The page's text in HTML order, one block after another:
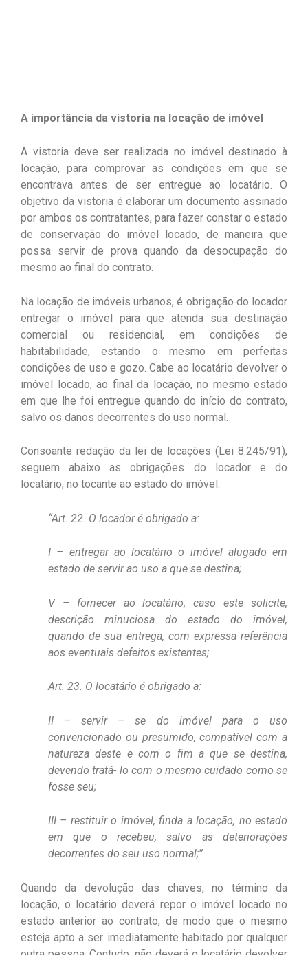
A importância da vistoria na locação de imóvel
A vistoria deve ser realizada no imóvel destinado à
locação, para comprovar as condições em que se
encontrava antes de ser entregue ao locatário. O
objetivo da vistoria é elaborar um documento assinado
por ambos os contratantes, para fazer constar o estado
de conservação do imóvel locado, de maneira que
possa servir de prova quando da desocupação do
mesmo ao final do contrato.
Na locação de imóveis urbanos, é obrigação do locador
entregar o imóvel para que atenda sua destinação
comercial ou residencial, em condições de
habitabilidade, estando o mesmo em perfeitas
condições de uso e gozo. Cabe ao locatário devolver o
imóvel locado, ao final da locação, no mesmo estado
em que lhe foi entregue quando do início do contrato,
salvo os danos decorrentes do uso normal.
Consoante redação da lei de locações (Lei 8.245/91),
seguem abaixo as obrigações do locador e do
locatário, no tocante ao estado do imóvel:
“Art. 22. O locador é obrigado a:
I – entregar ao locatário o imóvel alugado em
estado de servir ao uso a que se destina;
V – fornecer ao locatário, caso este solicite,
descrição minuciosa do estado do imóvel,
quando de sua entrega, com expressa referência
aos eventuais defeitos existentes;
Art. 23. O locatário é obrigado a:
II – servir – se do imóvel para o uso
convencionado ou presumido, compatível com a
natureza deste e com o fim a que se destina,
devendo tratá- lo com o mesmo cuidado como se
fosse seu;
III – restituir o imóvel, finda a locação, no estado
em que o recebeu, salvo as deteriorações
decorrentes do seu uso normal;”
Quando da devolução das chaves, no término da
locação, o locatário deverá repor o imóvel locado no
estado anterior ao contrato, de modo que o mesmo
esteja apto a ser imediatamente habitado por qualquer